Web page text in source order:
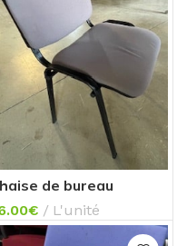
de bureau
€ L'unité